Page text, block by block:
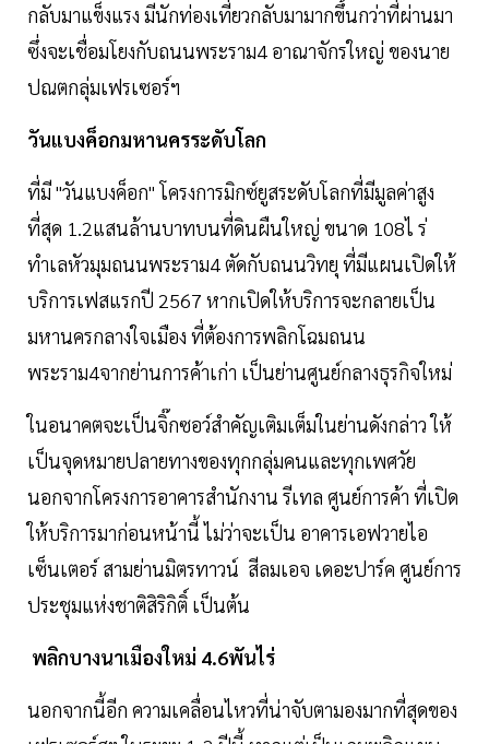
กลับมาแข็งแรง มีนักท่องเที่ยวกลับมามากขึ้นกว่าที่ผ่านมา
ซึ่งจะเชื่อมโยงกับถนนพระราม4 อาณาจักรใหญ่ ของนาย
ปณตกลุ่มเฟรเซอร์ฯ
วันแบงค็อกมหานครระดับโลก
ที่มี "วันแบงค็อก" โครงการมิกซ์ยูสระดับโลกที่มีมูลค่าสูง
ที่สุด 1.2แสนล้านบาทบนที่ดินผืนใหญ่ ขนาด 108ไ ร่
ทำเลหัวมุมถนนพระราม4 ตัดกับถนนวิทยุ ที่มีแผนเปิดให้
บริการเฟสแรกปี 2567 หากเปิดให้บริการจะกลายเป็น
มหานครกลางใจเมือง ที่ต้องการพลิกโฉมถนน
พระราม4จากย่านการค้าเก่า เป็นย่านศูนย์กลางธุรกิจใหม่
ในอนาคตจะเป็นจิ๊กซอว์สำคัญเติมเต็มในย่านดังกล่าว ให้
เป็นจุดหมายปลายทางของทุกกลุ่มคนและทุกเพศวัย
นอกจากโครงการอาคารสำนักงาน รีเทล ศูนย์การค้า ที่เปิด
ให้บริการมาก่อนหน้านี้ ไม่ว่าจะเป็น อาคารเอฟวายไอ
เซ็นเตอร์ สามย่านมิตรทาวน์ สีลมเอจ เดอะปาร์ค ศูนย์การ
ประชุมแห่งชาติสิริกิติ์ เป็นต้น
พลิกบางนาเมืองใหม่ 4.6พันไร่
นอกจากนี้อีก ความเคลื่อนไหวที่น่าจับตามองมากที่สุดของ